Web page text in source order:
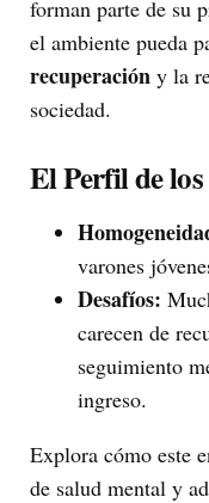
forman parte de su
el ambiente pueda
recuperación y la
sociedad.
El Perfil de los
varones
Desafíos:
carecen de
seguimiento
ingreso.
Explora cómo este
de salud mental y